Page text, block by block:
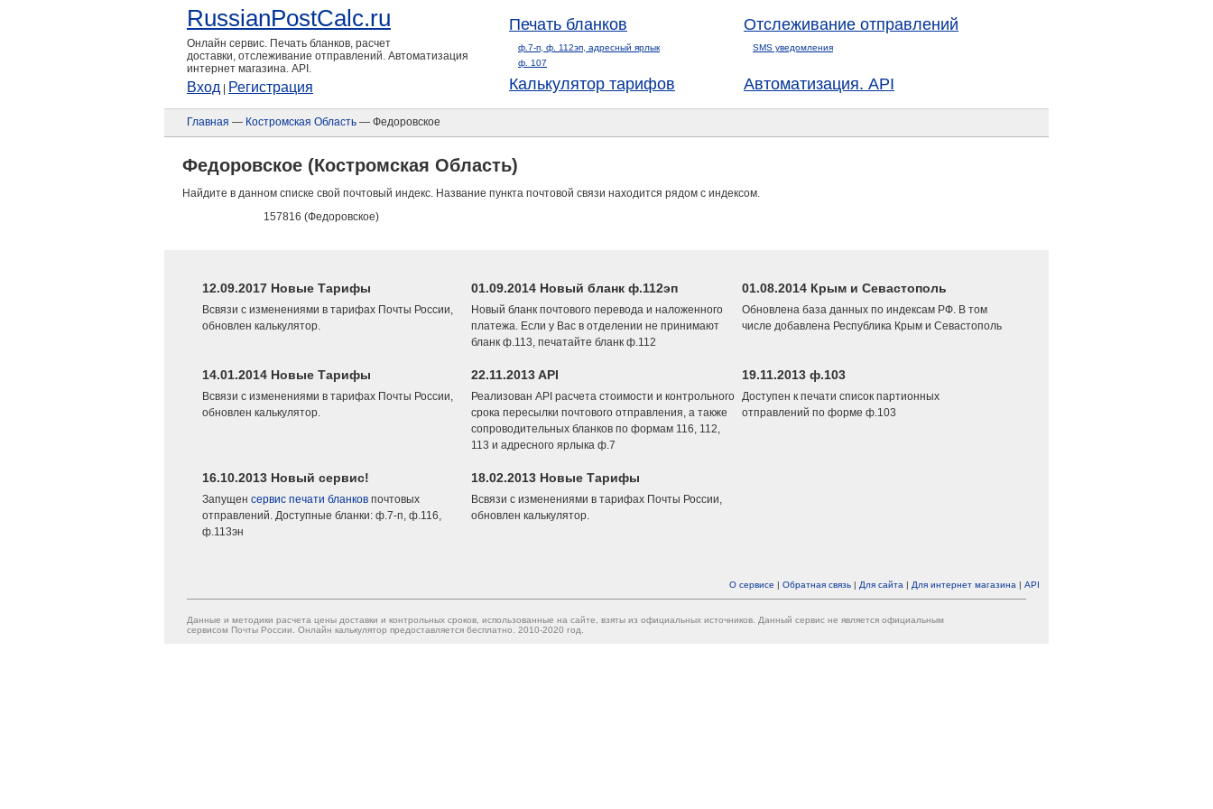
RussianPostCalc.ru
Онлайн сервис. Печать бланков, расчет
доставки, отслеживание отправлений. Автоматизация
интернет магазина. API.
Вход Регистрация
Печать бланков
ф.7-п, ф. 112эп, адресный ярлык
ф. 107
Отслеживание отправлений
SMS уведомления
Калькулятор тарифов Автоматизация. API
Главная — Костромская Область — Федоровское
Федоровское (Костромская Область)
Найдите в данном списке свой почтовый индекс. Название пункта почтовой связи находится рядом с индексом.
157816 (Федоровское)
12.09.2017 Новые Тарифы
Всвязи с изменениями в тарифах Почты России,
обновлен калькулятор.
01.09.2014 Новый бланк ф.112эп
Новый бланк почтового перевода и наложенного
платежа. Если у Вас в отделении не принимают
бланк ф.113, печатайте бланк ф.112
01.08.2014 Крым и Севастополь
Обновлена база данных по индексам РФ. В том
числе добавлена Республика Крым и Севастополь
14.01.2014 Новые Тарифы
Всвязи с изменениями в тарифах Почты России,
обновлен калькулятор.
22.11.2013 API
Реализован API расчета стоимости и контрольного
срока пересылки почтового отправления, а также
сопроводительных бланков по формам 116, 112,
113 и адресного ярлыка ф.7
19.11.2013 ф.103
Доступен к печати список партионных
отправлений по форме ф.103
16.10.2013 Новый сервис!
Запущен сервис печати бланков почтовых
отправлений. Доступные бланки: ф.7-п, ф.116,
ф.113эн
18.02.2013 Новые Тарифы
Всвязи с изменениями в тарифах Почты России,
обновлен калькулятор.
О сервисе | Обратная связь | Для сайта | Для интернет магазина | API
Данные и методики расчета цены доставки и контрольных сроков, использованные на сайте, взяты из официальных источников. Данный сервис не является официальным
сервисом Почты России. Онлайн калькулятор предоставляется бесплатно. 2010-2020 год.